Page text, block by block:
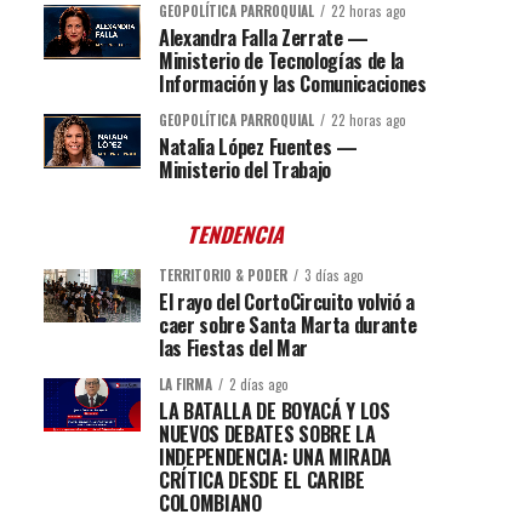
GEOPOLÍTICA PARROQUIAL 22 horas ago
Alexandra Falla Zerrate —
Ministerio de Tecnologías de la
Información y las Comunicaciones
GEOPOLÍTICA PARROQUIAL 22 horas ago
Natalia López Fuentes —
Ministerio del Trabajo
TENDENCIA
TERRITORIO & PODER 3 días ago
El rayo del CortoCircuito volvió a
caer sobre Santa Marta durante
las Fiestas del Mar
LA FIRMA 2 días ago
LA BATALLA DE BOYACÁ Y LOS
NUEVOS DEBATES SOBRE LA
INDEPENDENCIA: UNA MIRADA
CRÍTICA DESDE EL CARIBE
COLOMBIANO